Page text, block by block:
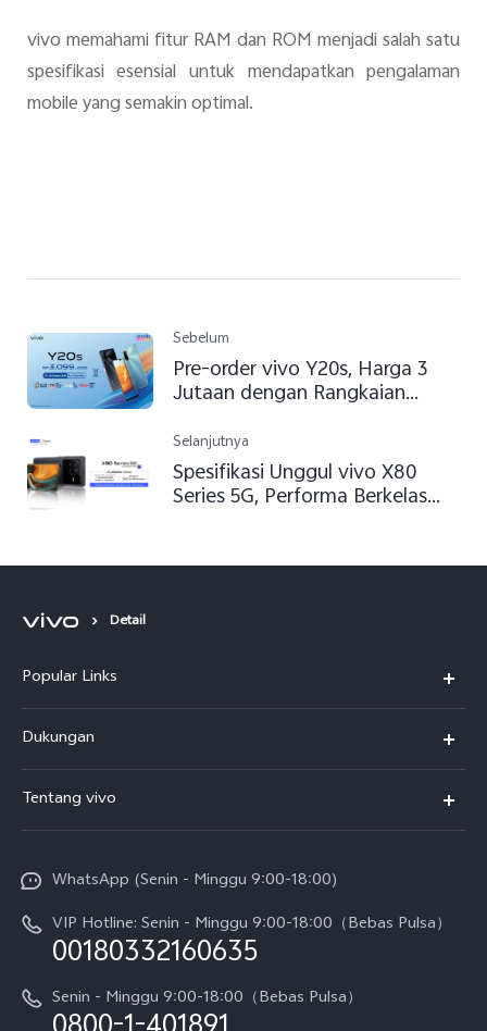
vivo memahami fitur RAM dan ROM menjadi salah satu
spesifikasi esensial untuk mendapatkan pengalaman
mobile yang semakin optimal.
Sebelum
Pre-order vivo Y20s, Harga 3
Jutaan dengan Rangkaian
Selanjutnya
Spesifikasi Unggul vivo X80
Series 5G, Performa Berkelas
Detail
Popular Links
T5
T5 Pro
V70
V70 FE
Y05
Dukungan
Service Center
Funtouch OS
Pembaruan Sistem
Harga Spare Part
Otentikasi IMEI
Tentang vivo
Sejarah
Berita
Pemberitahuan Hukum
WhatsApp (Senin - Minggu 9:00-18:00)
VIP Hotline: Senin - Minggu 9:00-18:00（Bebas Pulsa）
00180332160635
Senin - Minggu 9:00-18:00（Bebas Pulsa）